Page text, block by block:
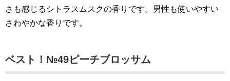
さも感じるシトラスムスクの香りです。男性も使いやすい
さわやかな香りです。
ベスト！№49ピーチブロッサム